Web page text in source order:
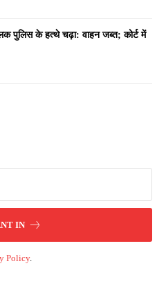
पुलिस के हत्थे चढ़ा: वाहन जब्त; कोर्ट में
IN
Policy.